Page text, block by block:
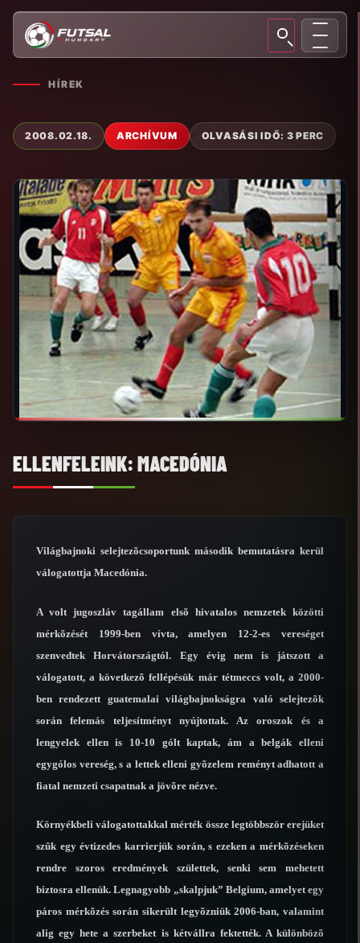
HÍREK
2008.02.18. ARCHÍVUM OLVASÁSI IDŐ: 3 PERC
ELLENFELEINK: MACEDÓNIA
Világbajnoki selejtezõcsoportunk második bemutatásra kerül
válogatottja Macedónia.
A volt jugoszláv tagállam elsõ hivatalos nemzetek közötti
mérkõzését 1999-ben vívta, amelyen 12-2-es vereséget
szenvedtek Horvátországtól. Egy évig nem is játszott a
válogatott, a következõ fellépésük már tétmeccs volt, a 2000-
ben rendezett guatemalai világbajnokságra való selejtezõk
során felemás teljesítményt nyújtottak. Az oroszok és a
lengyelek ellen is 10-10 gólt kaptak, ám a belgák elleni
egygólos vereség, s a lettek elleni gyõzelem reményt adhatott a
fiatal nemzeti csapatnak a jövõre nézve.
Környékbeli válogatottakkal mérték össze legtöbbször erejüket
szûk egy évtizedes karrierjük során, s ezeken a mérkõzéseken
rendre szoros eredmények születtek, senki sem mehetett
biztosra ellenük. Legnagyobb „skalpjuk” Belgium, amelyet egy
páros mérkõzés során sikerült legyõzniük 2006-ban, valamint
alig egy hete a szerbeket is kétvállra fektették. A különbözõ